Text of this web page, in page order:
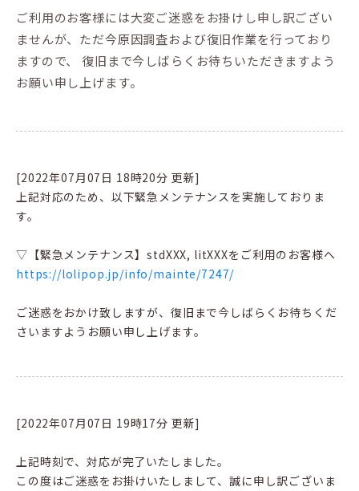
ご利用のお客様には大変ご迷惑をお掛けし申し訳ござい
ませんが、ただ今原因調査および復旧作業を行っており
ますので、 復旧まで今しばらくお待ちいただきますよう
お願い申し上げます。
[2022年07月07日 18時20分 更新]
上記対応のため、以下緊急メンテナンスを実施しておりま
す。
▽【緊急メンテナンス】stdXXX, litXXXをご利用のお客様へ
https://lolipop.jp/info/mainte/7247/
ご迷惑をおかけ致しますが、復旧まで今しばらくお待ちくだ
さいますようお願い申し上げます。
[2022年07月07日 19時17分 更新]
上記時刻で、対応が完了いたしました。
この度はご迷惑をお掛けいたしまして、誠に申し訳ございま